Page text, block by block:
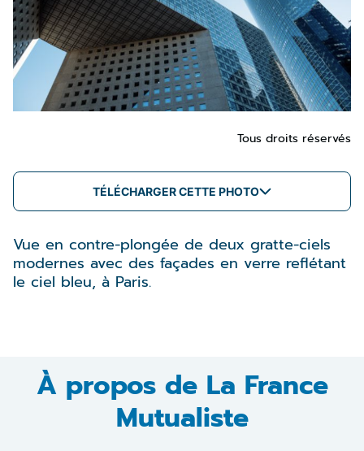
Tous droits réservés
TÉLÉCHARGER CETTE PHOTO
Vue en contre-plongée de deux gratte-ciels
modernes avec des façades en verre reflétant
le ciel bleu, à Paris.
À propos de La France
Mutualiste